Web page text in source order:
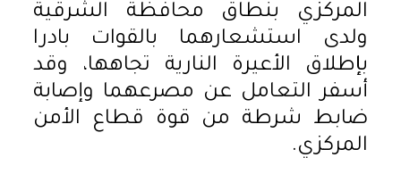
المركزي بنطاق محافظة الشرقية
ولدى استشعارهما بالقوات بادرا
بإطلاق الأعيرة النارية تجاهها، وقد
أسفر التعامل عن مصرعهما وإصابة
ضابط شرطة من قوة قطاع الأمن
المركزي.